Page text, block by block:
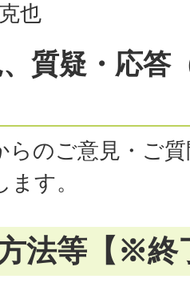
也
質疑・応答
らのご意見・ご
す。
法等【※終